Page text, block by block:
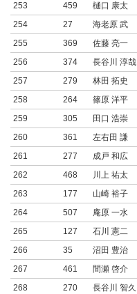
253
459 樋口 康太
254
27 海老原 武
255
369 佐藤 亮一
256
374 長谷川 淳哉
257
279 林田 拓史
258
264 篠原 洋平
259
305 田口 浩崇
260
361 左右田 謙
261
277 成戸 和広
262
468 川上 祐太
263
177 山崎 裕子
264
507 庵原 一水
265
127 石川 憲二
266
35 沼田 豊治
267
461 間瀬 啓介
268
270 長谷川 智久